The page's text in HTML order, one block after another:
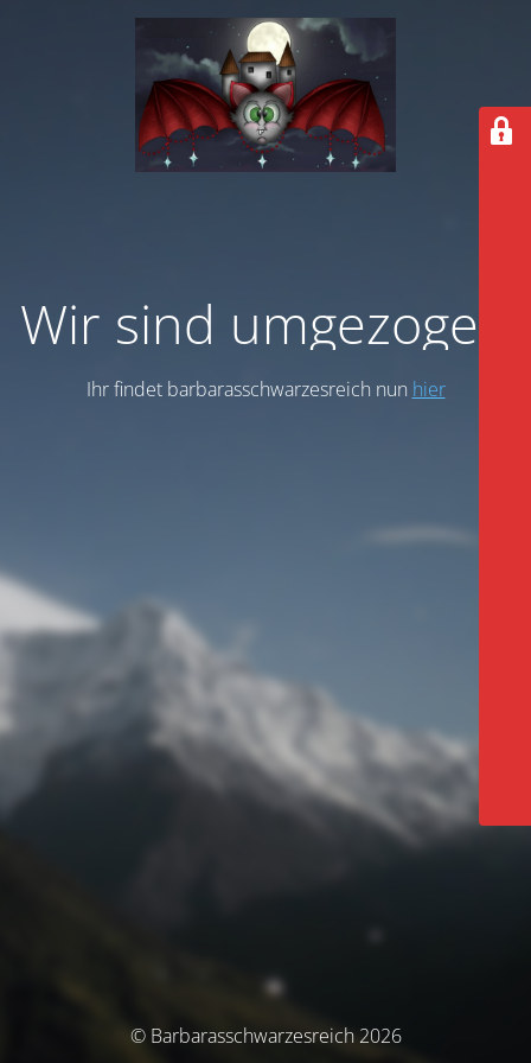
Wir sind umgezogen
Ihr findet barbarasschwarzesreich nun hier
© Barbarasschwarzesreich 2026